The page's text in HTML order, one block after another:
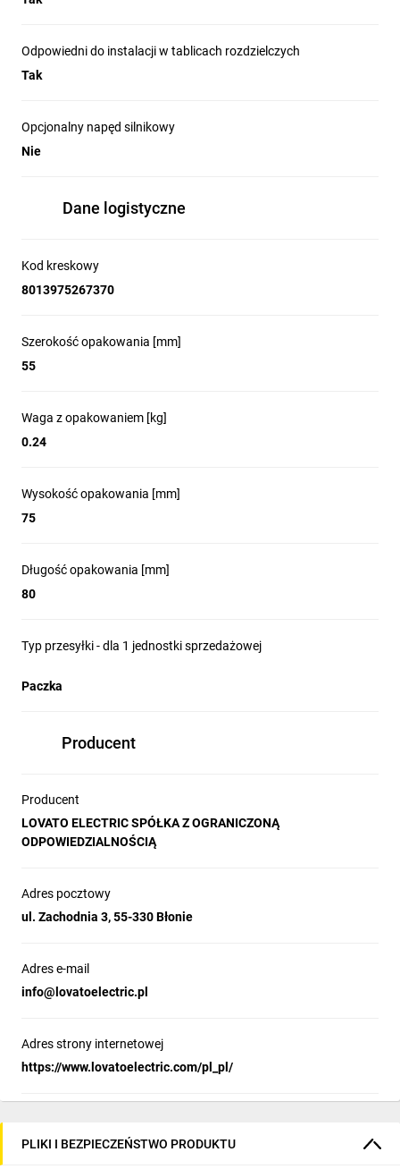
Odpowiedni do instalacji w tablicach rozdzielczych
Tak
Opcjonalny napęd silnikowy
Nie
Dane logistyczne
Kod kreskowy
8013975267370
Szerokość opakowania [mm]
55
Waga z opakowaniem [kg]
0.24
Wysokość opakowania [mm]
75
Długość opakowania [mm]
80
Typ przesyłki - dla 1 jednostki sprzedażowej
Paczka
Producent
Producent
LOVATO ELECTRIC SPÓŁKA Z OGRANICZONĄ
ODPOWIEDZIALNOŚCIĄ
Adres pocztowy
ul. Zachodnia 3, 55-330 Błonie
Adres e-mail
info@lovatoelectric.pl
Adres strony internetowej
https://www.lovatoelectric.com/pl_pl/
PLIKI I BEZPIECZEŃSTWO PRODUKTU